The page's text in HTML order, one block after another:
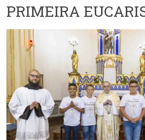
–
Luz
Arquidiocese
de
São
Paulo
–
Região
Episcopal
Sé
PRIMEIRA